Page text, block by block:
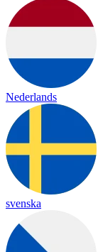
Nederlands
svenska